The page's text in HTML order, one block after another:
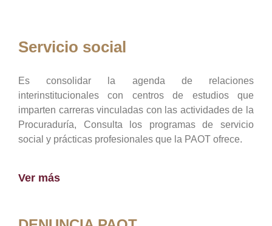
Servicio social
Es consolidar la agenda de relaciones
interinstitucionales con centros de estudios que
imparten carreras vinculadas con las actividades de la
Procuraduría, Consulta los programas de servicio
social y prácticas profesionales que la PAOT ofrece.
Ver más